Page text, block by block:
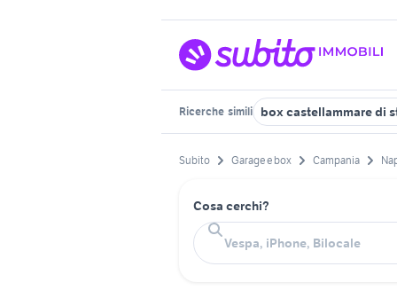
Ricerche simili box castellammare di
Subito Garage e box Campania
Cosa cerchi?